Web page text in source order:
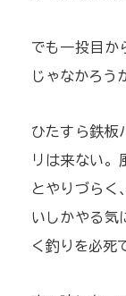
でも一投目か
じゃなかろう
ひたすら鉄板
リは来ない。
とやりづらく
いしかやる気
く釣りを必死